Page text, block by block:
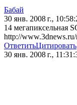
Бaбай
30 янв. 2008 г.,
14 мегапиксельная
http://
ОтветитьЦитировать
30 янв. 2008 г.,